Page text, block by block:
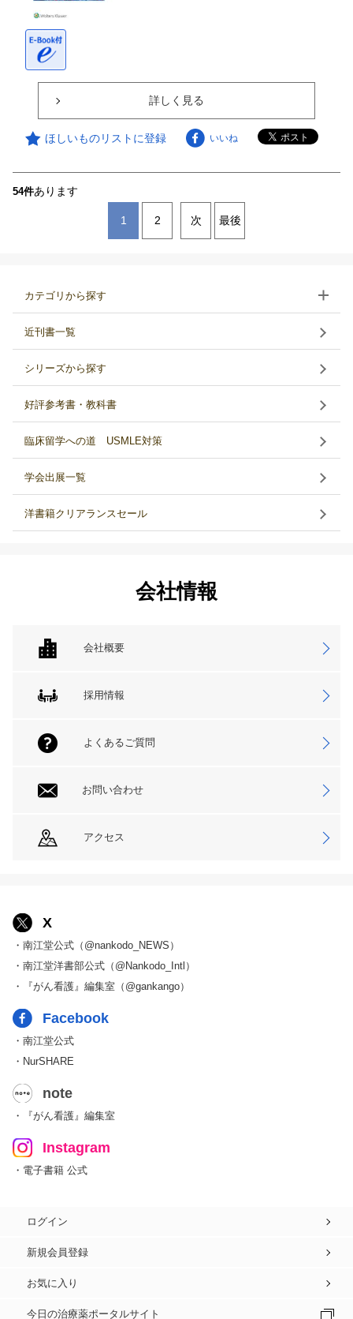
詳しく見る
ほしいものリストに登録 いいね
54件あります
1 2 次 最後
カテゴリから探す
近刊書一覧
シリーズから探す
好評参考書・教科書
臨床留学への道 USMLE対策
学会出展一覧
洋書籍クリアランスセール
会社情報
会社概要
採用情報
よくあるご質問
お問い合わせ
アクセス
X
・南江堂公式（@nankodo_NEWS）
・南江堂洋書部公式（@Nankodo_Intl）
・『がん看護』編集室（@gankango）
Facebook
・南江堂公式
・NurSHARE
note
・『がん看護』編集室
Instagram
・電子書籍 公式
ログイン
新規会員登録
お気に入り
今日の治療薬ポータルサイト